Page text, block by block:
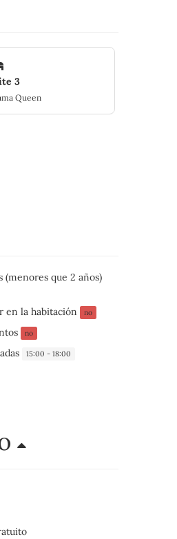
3
Queen
(menores que 2 años)
en la habitación no
no
15:00 - 18:00